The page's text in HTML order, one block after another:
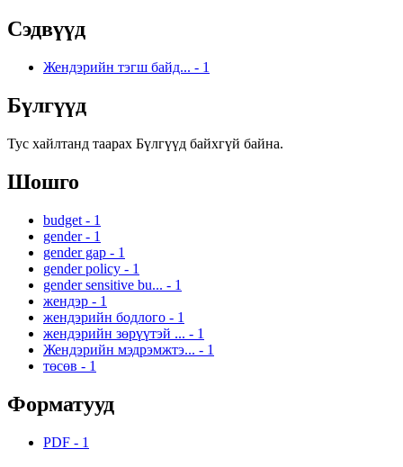
Сэдвүүд
Жендэрийн тэгш байд... - 1
Бүлгүүд
Тус хайлтанд таарах Бүлгүүд байхгүй байна.
Шошго
budget - 1
gender - 1
gender gap - 1
gender policy - 1
gender sensitive bu... - 1
жендэр - 1
жендэрийн бодлого - 1
жендэрийн зөрүүтэй ... - 1
Жендэрийн мэдрэмжтэ... - 1
төсөв - 1
Форматууд
PDF - 1